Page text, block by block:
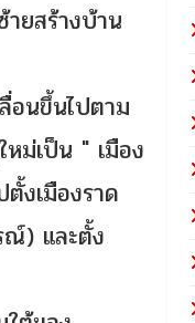
ยสร้างบ้าน
อนขึ้นไปตาม
ม่เป็น " เมือง
งเมืองราด
ณ์) และตั้ง